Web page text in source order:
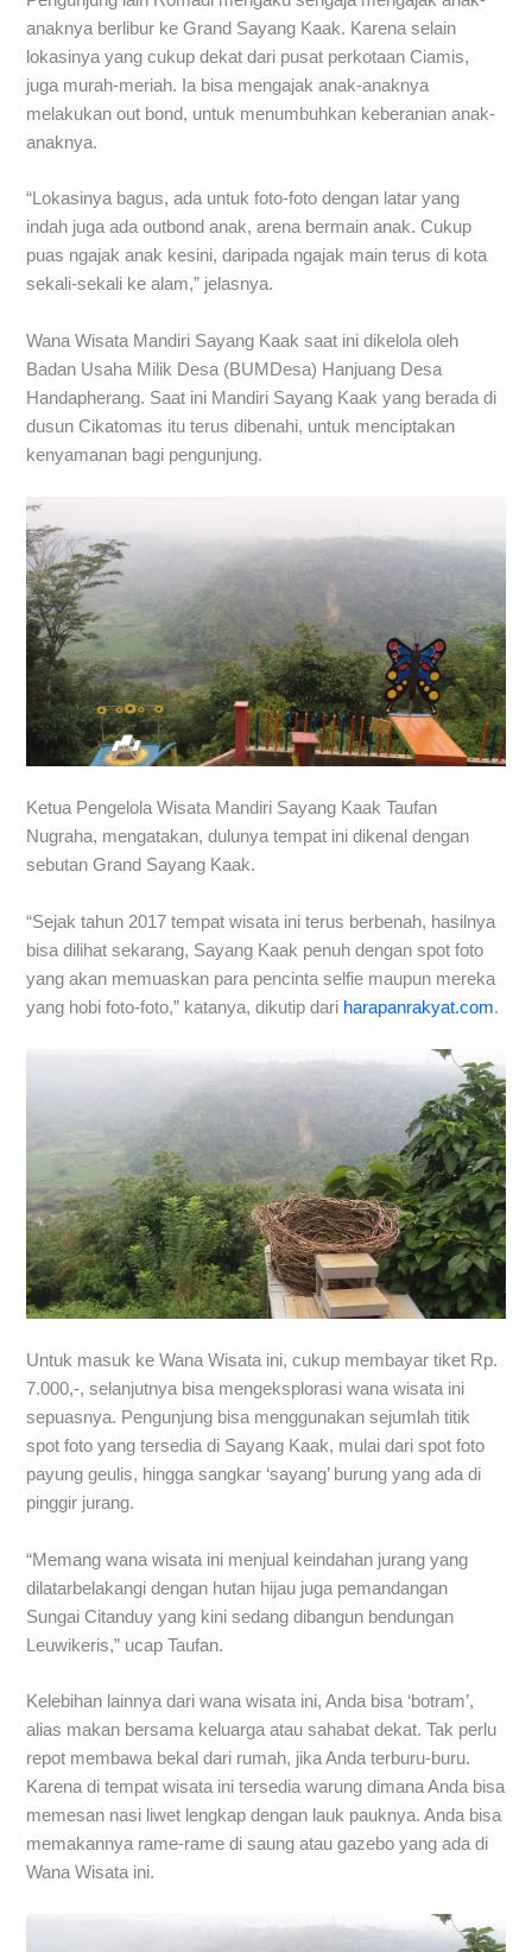
anaknya berlibur ke Grand Sayang Kaak. Karena selain
lokasinya yang cukup dekat dari pusat perkotaan Ciamis,
juga murah-meriah. Ia bisa mengajak anak-anaknya
melakukan out bond, untuk menumbuhkan keberanian anak-
anaknya.
“Lokasinya bagus, ada untuk foto-foto dengan latar yang
indah juga ada outbond anak, arena bermain anak. Cukup
puas ngajak anak kesini, daripada ngajak main terus di kota
sekali-sekali ke alam,” jelasnya.
Wana Wisata Mandiri Sayang Kaak saat ini dikelola oleh
Badan Usaha Milik Desa (BUMDesa) Hanjuang Desa
Handapherang. Saat ini Mandiri Sayang Kaak yang berada di
dusun Cikatomas itu terus dibenahi, untuk menciptakan
kenyamanan bagi pengunjung.
Ketua Pengelola Wisata Mandiri Sayang Kaak Taufan
Nugraha, mengatakan, dulunya tempat ini dikenal dengan
sebutan Grand Sayang Kaak.
“Sejak tahun 2017 tempat wisata ini terus berbenah, hasilnya
bisa dilihat sekarang, Sayang Kaak penuh dengan spot foto
yang akan memuaskan para pencinta selfie maupun mereka
yang hobi foto-foto,” katanya, dikutip dari harapanrakyat.com.
Untuk masuk ke Wana Wisata ini, cukup membayar tiket Rp.
7.000,-, selanjutnya bisa mengeksplorasi wana wisata ini
sepuasnya. Pengunjung bisa menggunakan sejumlah titik
spot foto yang tersedia di Sayang Kaak, mulai dari spot foto
payung geulis, hingga sangkar ‘sayang’ burung yang ada di
pinggir jurang.
“Memang wana wisata ini menjual keindahan jurang yang
dilatarbelakangi dengan hutan hijau juga pemandangan
Sungai Citanduy yang kini sedang dibangun bendungan
Leuwikeris,” ucap Taufan.
Kelebihan lainnya dari wana wisata ini, Anda bisa ‘botram’,
alias makan bersama keluarga atau sahabat dekat. Tak perlu
repot membawa bekal dari rumah, jika Anda terburu-buru.
Karena di tempat wisata ini tersedia warung dimana Anda bisa
memesan nasi liwet lengkap dengan lauk pauknya. Anda bisa
memakannya rame-rame di saung atau gazebo yang ada di
Wana Wisata ini.